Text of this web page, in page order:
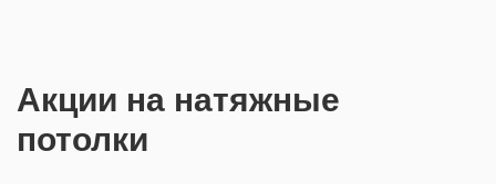
Акции на натяжные
потолки